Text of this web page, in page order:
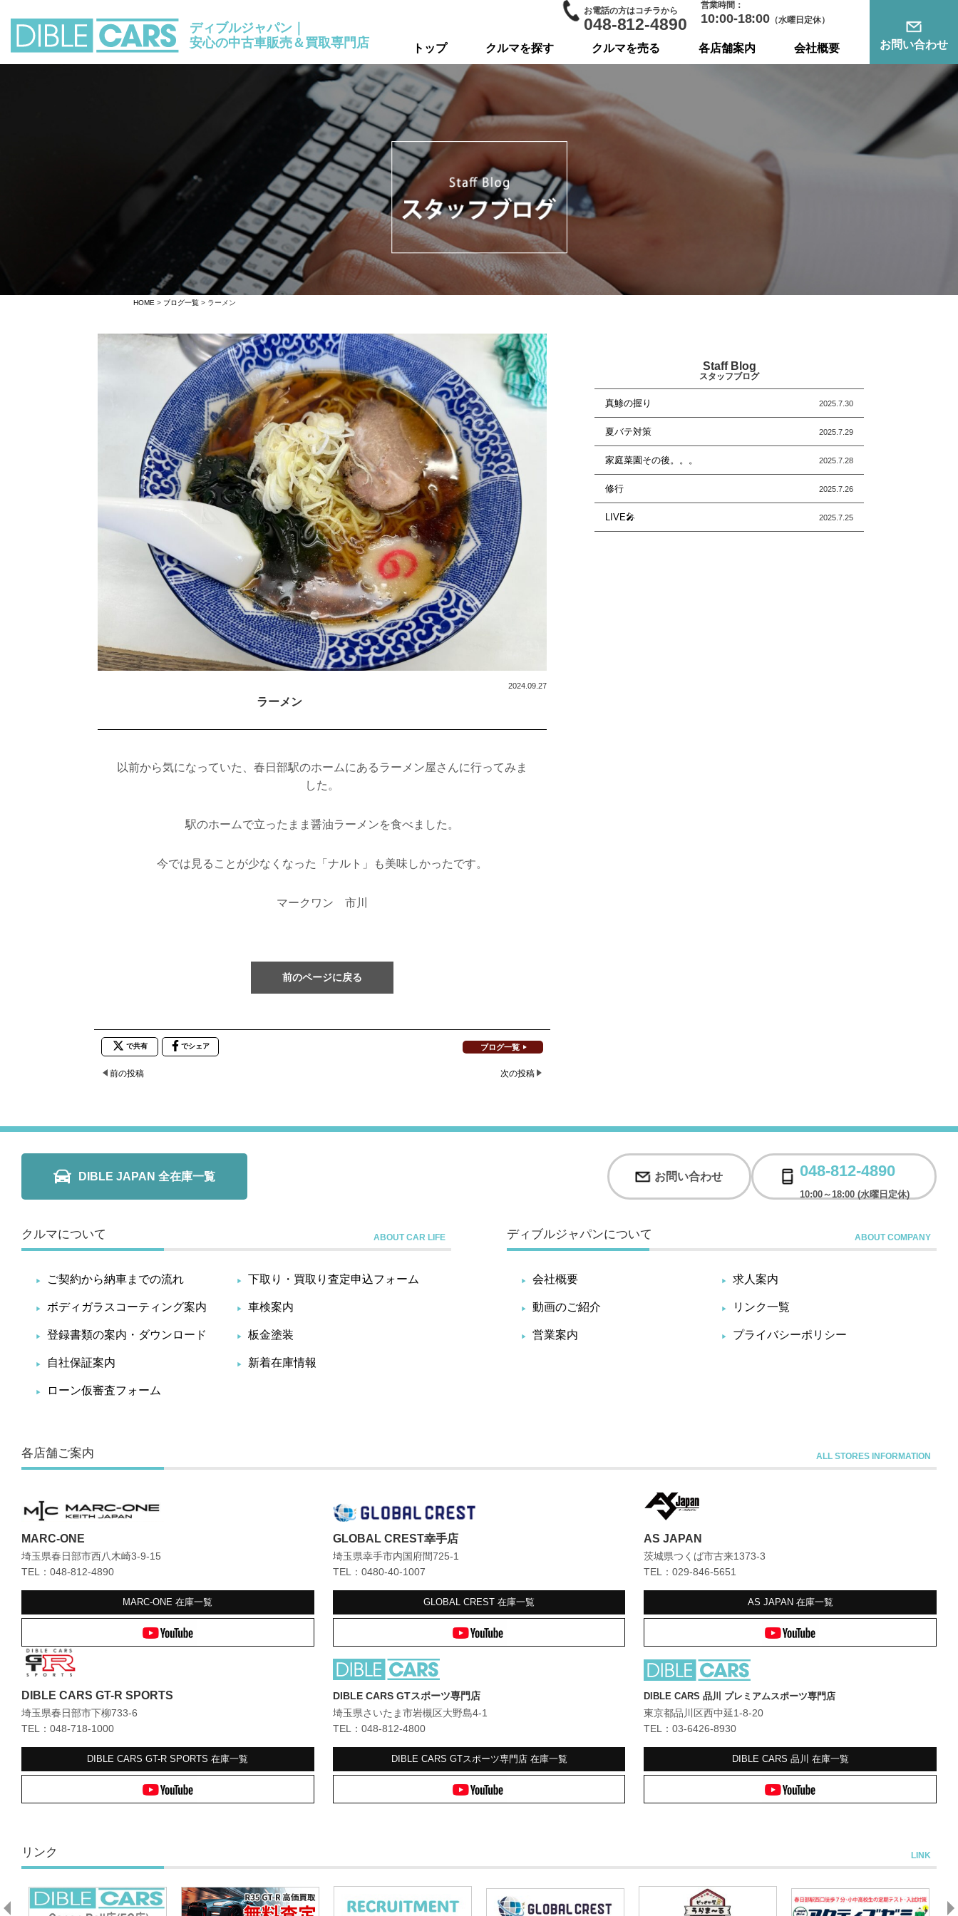
ディブルジャパン｜
安心の中古車販売＆買取専門店
お電話の方はコチラから
048-812-4890
営業時間：
10:00-18:00 （水曜日定休）
トップ クルマを探す クルマを売る 各店舗案内 会社概要 お問い合わせ
HOME > ブログ一覧 > ラーメン
ラーメン
2024.09.27
以前から気になっていた、春日部駅のホームにあるラーメン屋さんに行ってみま
した。
駅のホームで立ったまま醤油ラーメンを食べました。
今では見ることが少なくなった「ナルト」も美味しかったです。
マークワン 市川
前のページに戻る
で共有 でシェア ブログ一覧
前の投稿 次の投稿
Staff Blog
スタッフブログ
真鯵の握り 2025.7.30
夏バテ対策 2025.7.29
家庭菜園その後。。。 2025.7.28
修行 2025.7.26
LIVE🎤 2025.7.25
DIBLE JAPAN 全在庫一覧 お問い合わせ 048-812-4890
10:00～18:00 (水曜日定休)
クルマについて
ご契約から納車までの流れ 下取り・買取り査定申込フォーム
ボディガラスコーティング案内 車検案内
登録書類の案内・ダウンロード 板金塗装
自社保証案内 新着在庫情報
ローン仮審査フォーム
ディブルジャパンについて
会社概要 求人案内
動画のご紹介 リンク一覧
営業案内 プライバシーポリシー
各店舗ご案内
MARC-ONE
埼玉県春日部市西八木崎3-9-15
TEL：048-812-4890
MARC-ONE在庫一覧
GLOBAL CREST幸手店
埼玉県幸手市内国府間725-1
TEL：0480-40-1007
GLOBAL CREST 在庫一覧
AS JAPAN
茨城県つくば市古来1373-3
TEL：029-846-5651
AS JAPAN 在庫一覧
DIBLE CARS GT-R SPORTS
埼玉県春日部市下柳733-6
TEL：048-718-1000
DIBLE CARS GT-R SPORTS在庫一覧
DIBLE CARS GTスポーツ専門店
埼玉県さいたま市岩槻区大野島4-1
TEL：048-812-4800
DIBLE CARS GTスポーツ専門店 在庫一覧
DIBLE CARS 品川 プレミアムスポーツ専門店
東京都品川区西中延1-8-20
TEL：03-6426-8930
DIBLE CARS 品川 在庫一覧
リンク